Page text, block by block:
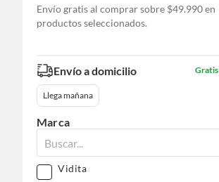
Envío gratis al comprar sobre $49.990 en
productos seleccionados.
Envío a domicilio Gratis
Llega mañana
Marca
Vidita